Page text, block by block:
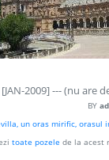
[JAN-2009] --- (nu are
BY
un oras mirific, orasul
toate pozele de la acest